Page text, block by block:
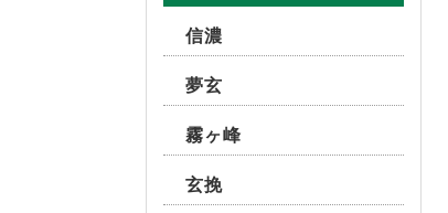
信濃
夢玄
霧ヶ峰
玄挽